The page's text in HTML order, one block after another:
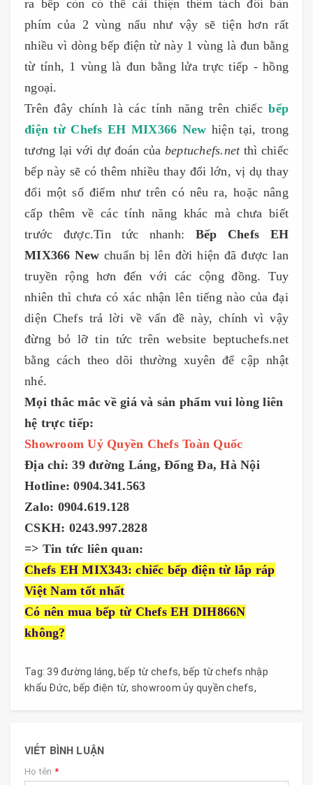
ra bếp còn có thể cải thiện thêm tách đôi bàn
phím của 2 vùng nấu như vậy sẽ tiện hơn rất
nhiều vì dòng bếp điện từ này 1 vùng là đun bằng
từ tính, 1 vùng là đun bằng lửa trực tiếp - hồng
ngoại.
Trên đây chính là các tính năng trên chiếcbếp
điện từ Chefs EH MIX366 New hiện tại, trong
tương lại với dự đoán của beptuchefs.netthì chiếc
bếp này sẽ có thêm nhiều thay đổi lớn, vị dụ thay
đổi một số điểm như trên có nêu ra, hoặc nâng
cấp thêm về các tính năng khác mà chưa biết
trước được.Tin tức nhanh: Bếp Chefs EH
MIX366 New chuẩn bị lên đời hiện đã được lan
truyền rộng hơn đến với các cộng đồng. Tuy
nhiên thì chưa có xác nhận lên tiếng nào của đại
diện Chefs trả lời về vấn đề này, chính vì vậy
đừng bỏ lỡ tin tức trên website beptuchefs.net
bằng cách theo dõi thường xuyên để cập nhật
nhé.
Mọi thắc mắc về giá và sản phẩm vui lòng liên
hệ trực tiếp:
Showroom Uỷ Quyền Chefs Toàn Quốc
Địa chỉ: 39 đường Láng, Đống Đa, Hà Nội
Hotline: 0904.341.563
Zalo: 0904.619.128
CSKH: 0243.997.2828
=> Tin tức liên quan:
Chefs EH MIX343: chiếc bếp điện từ lắp ráp
Việt Nam tốt nhất
Có nên mua bếp từ Chefs EH DIH866N
không?
Tag: 39 đường láng, bếp từ chefs, bếp từ chefs nhập
khẩu Đức, bếp điện từ, showroom ủy quyền chefs,
VIẾT BÌNH LUẬN
Họ tên *